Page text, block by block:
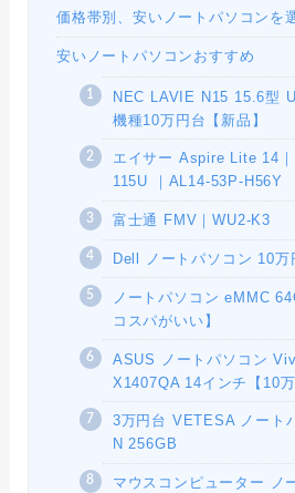
価格帯別、安いノートパソコンを
安いノートパソコンおすすめ
NEC LAVIE N15 15.6型
機種10万円台【新品】
エイサー Aspire Lite 14
115U ｜AL14-53P-H56Y
富士通 FMV｜WU2-K3
Dell ノートパソコン 10万
ノートパソコン eMMC
コスパがいい】
ASUS ノートパソコン
X1407QA 14インチ【10万
3万円台 VETESA ノート
N 256GB
マウスコンピューター ノ